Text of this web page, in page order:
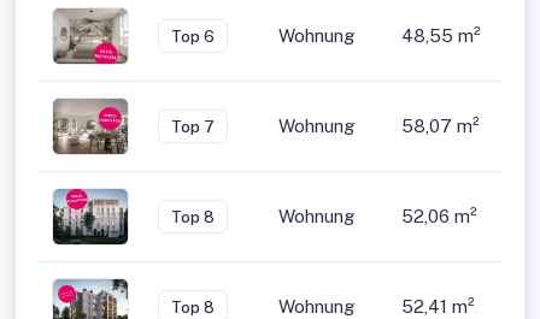
Top 6 Wohnung 48,55 m²
Top 7 Wohnung 58,07 m²
Top 8 Wohnung 52,06 m²
Top 8 Wohnung 52,41 m²